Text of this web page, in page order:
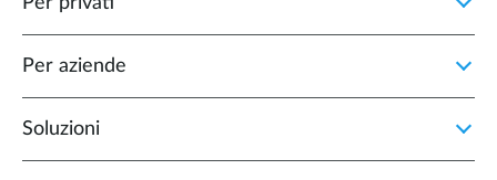
Per aziende
Soluzioni